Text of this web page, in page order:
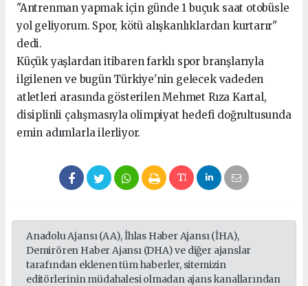
"Antrenman yapmak için günde 1 buçuk saat otobüsle
yol geliyorum. Spor, kötü alışkanlıklardan kurtarır"
dedi.
Küçük yaşlardan itibaren farklı spor branşlarıyla
ilgilenen ve bugün Türkiye'nin gelecek vadeden
atletleri arasında gösterilen Mehmet Rıza Kartal,
disiplinli çalışmasıyla olimpiyat hedefi doğrultusunda
emin adımlarla ilerliyor.
Anadolu Ajansı (AA), İhlas Haber Ajansı (İHA),
Demirören Haber Ajansı (DHA) ve diğer ajanslar
tarafından eklenen tüm haberler, sitemizin
editörlerinin müdahalesi olmadan ajans kanallarından